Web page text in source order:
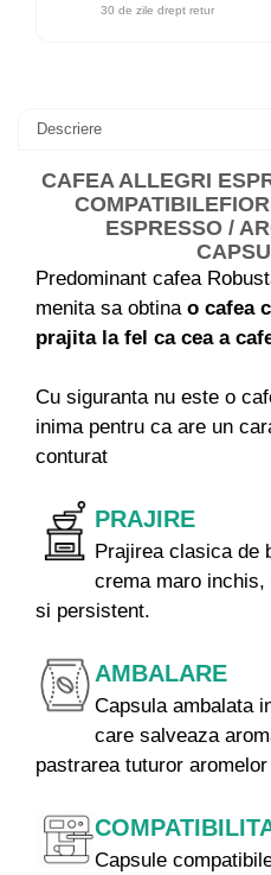
30 de zile drept retur
Descriere
CAFEA ALLEGRI
ESPRESSO /
Predominant cafea
menita sa obtina o cafea
prajita la fel ca cea a
Cu siguranta nu este o
inima pentru ca are un
conturat
PRAJIRE
Prajirea clasica de
crema maro
si persistent.
AMBALARE
Capsula ambalata
care salveaza
pastrarea tuturor
Capsule